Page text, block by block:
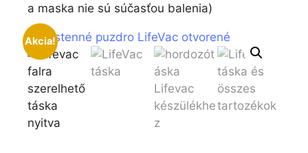
a maska nie sú súčasťou balenia)
Akcia!